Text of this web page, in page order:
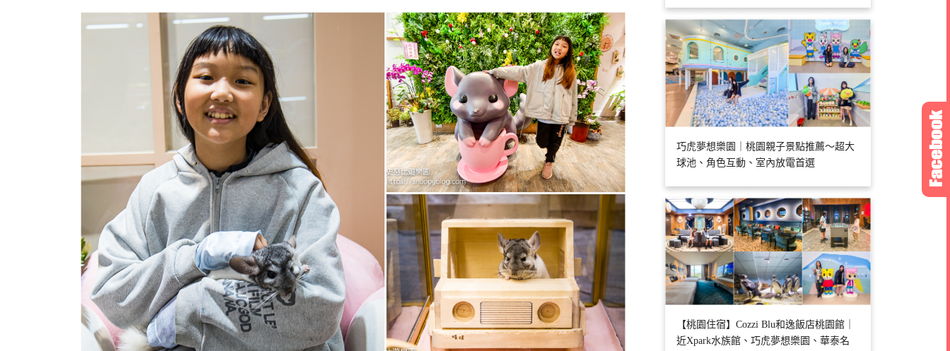
巧虎夢想樂園｜桃園親子景點推薦～超大
球池、角色互動、室內放電首選
【桃園住宿】Cozzi Blu和逸飯店桃園館｜
近Xpark水族館、巧虎夢想樂園、華泰名